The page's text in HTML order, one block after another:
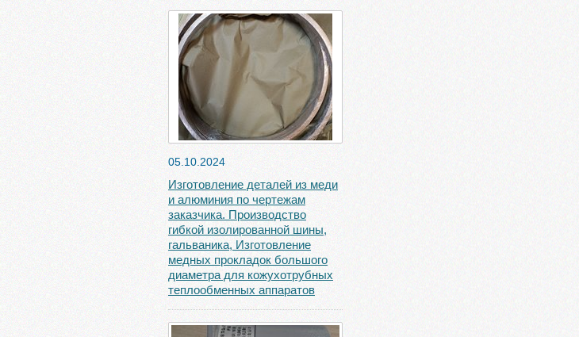
05.10.2024
Изготовление деталей из меди
и алюминия по чертежам
заказчика. Производство
гибкой изолированной шины,
гальваника, Изготовление
медных прокладок большого
диаметра для кожухотрубных
теплообменных аппаратов